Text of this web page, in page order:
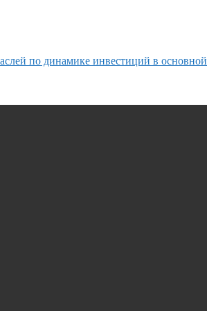
по динамике инвестиций в основной